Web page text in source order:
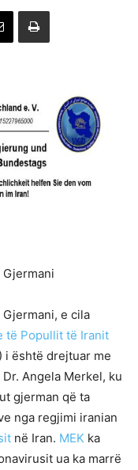
e cila
të Popullit të Iranit
i është drejtuar me
Angela Merkel, ku
gjerman që ta
nga regjimi iranian
në Iran. MEK ka
ua ka marrë